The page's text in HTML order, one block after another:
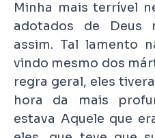
Minha mais terrível
adotados de Deus
assim. Tal lamento
vindo mesmo dos
regra geral, eles
hora da mais
estava Aquele que